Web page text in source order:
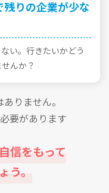
残りの企業が少な
い。⾏きたいかどう
んか？
りません。
要があります
信をもって
う。